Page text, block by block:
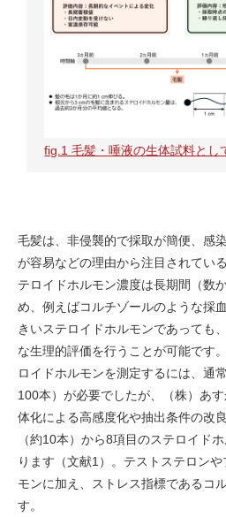
fig.1 毛髪・唾液の生体試料とし
毛髪は、非侵襲的で採取が簡便、感
が容易などの理由から注目されてい
テロイドホルモン濃度は長期間（数
め、例えばコルチゾールのような採
きいステロイドホルモンであっても
な生理的評価を行うことが可能です
ロイドホルモンを測定するには、通
100本）が必要でしたが、（株）あ
体化による高感度化や抽出条件の改
（約10本）から8項目のステロイド
ります（文献1）。テストステロン
モンに加え、ストレス指標であるコ
す。